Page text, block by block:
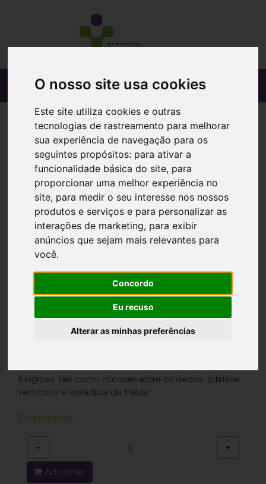
O nosso site usa cookies
Este site utiliza cookies e outras
tecnologias de rastreamento para melhorar
sua experiência de navegação para os
seguintes propósitos: para ativar a
funcionalidade básica do site, para
proporcionar uma melhor experiência no
site, para medir o seu interesse nos nossos
produtos e serviços e para personalizar as
interações de marketing, para exibir
anúncios que sejam mais relevantes para
você.
Concordo
Eu recuso
Alterar as minhas preferências
Canesten, 10 mg/g-20 g x 1 creme
bisnaga
Ref.: 9363507
fúngicas, tais como micoses entre os dedos, pitiríase
versicolor e assadura da fralda.
Disponível
− +
Adicionar